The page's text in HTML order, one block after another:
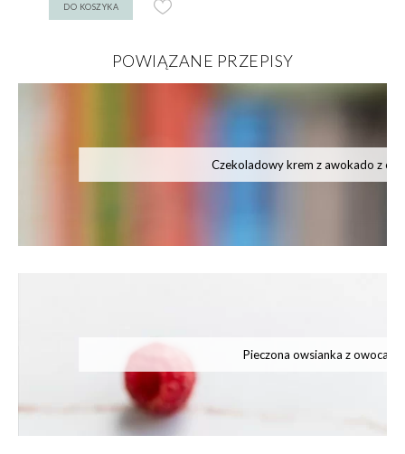
DO KOSZYKA
POWIĄZANE PRZEPISY
Czekoladowy krem z awokado z
Pieczona owsianka z owocami